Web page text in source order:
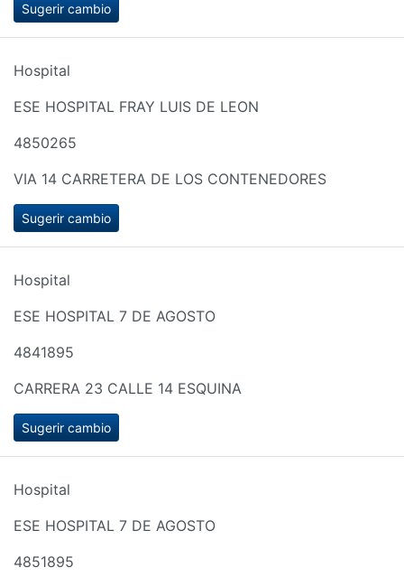
Sugerir cambio
Hospital
ESE HOSPITAL FRAY LUIS DE LEON
4850265
VIA 14 CARRETERA DE LOS CONTENEDORES
Sugerir cambio
Hospital
ESE HOSPITAL 7 DE AGOSTO
4841895
CARRERA 23 CALLE 14 ESQUINA
Sugerir cambio
Hospital
ESE HOSPITAL 7 DE AGOSTO
4851895